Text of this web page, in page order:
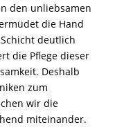
den unliebsamen
die Hand
deutlich
die Pflege dieser
Deshalb
zum
wir die
miteinander.